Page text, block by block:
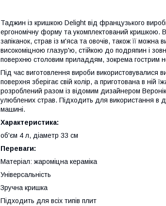
Таджин із кришкою Delight від французького
ергономічну форму та укомплектований кришкою.
запіканок, страв із м'яса та овочів, також її
високоміцною глазур'ю, стійкою до подряпин і
поверхню столовим приладдям, зокрема гострим
Під час виготовлення вироби використовувалися
поверхня зберігає свій колір, а приготована в
розроблений разом із відомим дизайнером
улюблених страв. Підходить для використання в
машині.
Характеристика:
об'єм 4 л, діаметр 33 см
Переваги:
Матеріал: жароміцна кераміка
Універсальність
Зручна кришка
Підходить для всіх типів плит